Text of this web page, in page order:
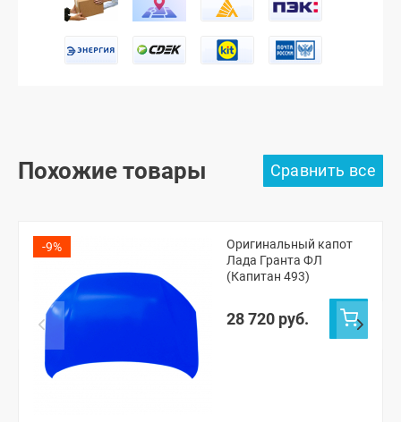
Похожие товары
-9%
Оригинальный капот
Лада Гранта ФЛ
(Капитан 493)
28 720 руб.